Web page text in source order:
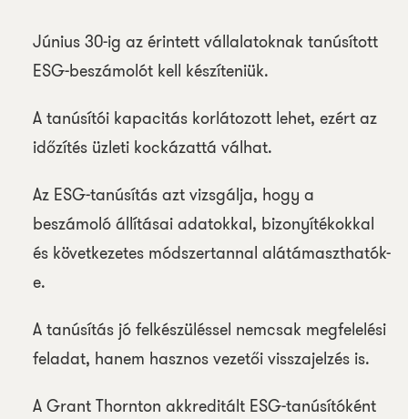
Június 30-ig az érintett vállalatoknak tanúsított
ESG-beszámolót kell készíteniük.
A tanúsítói kapacitás korlátozott lehet, ezért az
időzítés üzleti kockázattá válhat.
Az ESG-tanúsítás azt vizsgálja, hogy a
beszámoló állításai adatokkal, bizonyítékokkal
és következetes módszertannal alátámaszthatók-
e.
A tanúsítás jó felkészüléssel nemcsak megfelelési
feladat, hanem hasznos vezetői visszajelzés is.
A Grant Thornton akkreditált ESG-tanúsítóként